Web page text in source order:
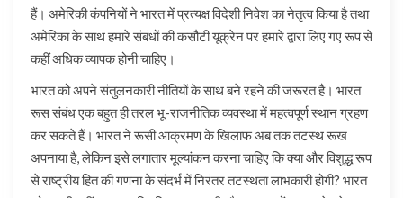
हैं। अमेरिकी कंपनियों ने भारत में प्रत्यक्ष विदेशी निवेश का नेतृत्व किया है तथा
अमेरिका के साथ हमारे संबंधों की कसौटी यूक्रेन पर हमारे द्वारा लिए गए रूप से
कहीं अधिक व्यापक होनी चाहिए।
भारत को अपने संतुलनकारी नीतियों के साथ बने रहने की जरूरत है। भारत
रूस संबंध एक बहुत ही तरल भू-राजनीतिक व्यवस्था में महत्वपूर्ण स्थान ग्रहण
कर सकते हैं। भारत ने रूसी आक्रमण के खिलाफ अब तक तटस्थ रूख
अपनाया है, लेकिन इसे लगातार मूल्यांकन करना चाहिए कि क्या और विशुद्ध रूप
से राष्ट्रीय हित की गणना के संदर्भ में निरंतर तटस्थता लाभकारी होगी? भारत